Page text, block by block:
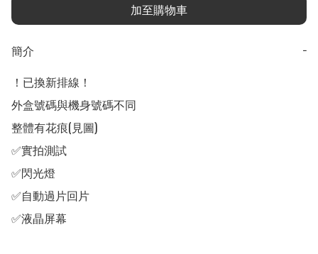
加至購物車
簡介
−
！已換新排線！
外盒號碼與機身號碼不同
整體有花痕(見圖)
✅實拍測試
✅閃光燈
✅自動過片回片
✅液晶屏幕